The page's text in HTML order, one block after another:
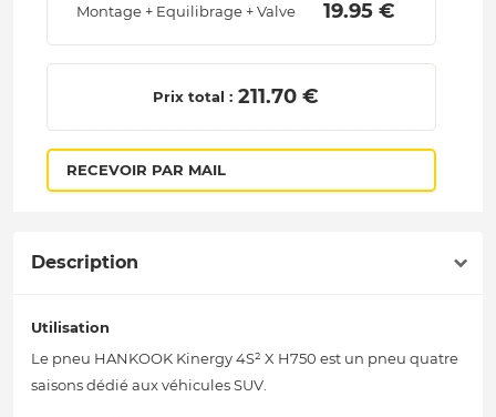
Montage + Equilibrage + Valve 19.95 €
Prix total : 211.70 €
RECEVOIR PAR MAIL
Description
Utilisation
Le pneu HANKOOK Kinergy 4S² X H750 est un pneu quatre
saisons dédié aux véhicules SUV.